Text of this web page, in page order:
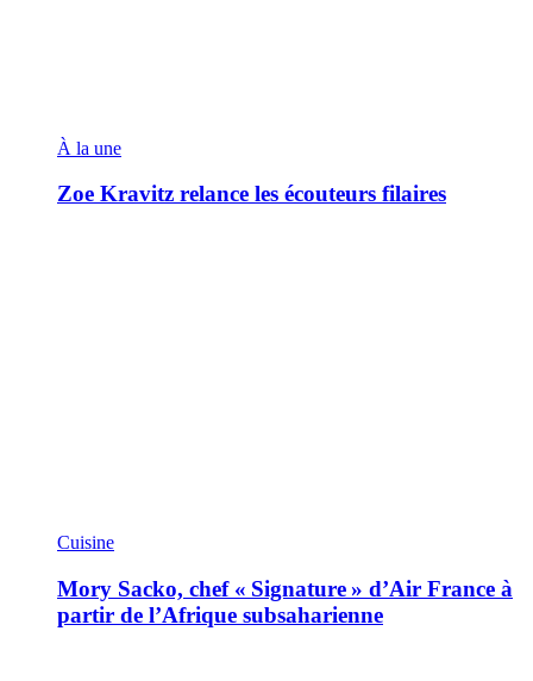
À la une
Zoe Kravitz relance les écouteurs filaires
Cuisine
Mory Sacko, chef « Signature » d’Air France à
partir de l’Afrique subsaharienne